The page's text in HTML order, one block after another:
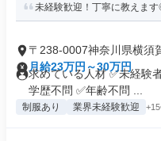
未経験歓迎！丁寧に教えま
〒238-0007神奈川県横須
月給23万円～30万円
求めている人材 ✅未経験
学歴不問 ✅年齢不問 ...
制服あり 業界未経験歓迎